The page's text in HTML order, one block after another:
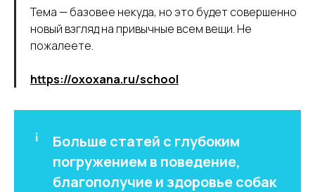
Тема — базовее некуда, но это будет совершенно
новый взгляд на привычные всем вещи. Не
пожалеете.
https://oxoxana.ru/school
Больше статей с глубоким
погружением в поведение,
благополучие и здоровье собак